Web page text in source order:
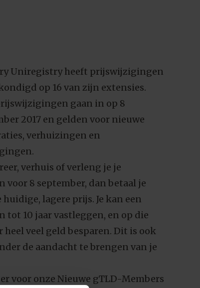
Uniregistry heeft prijswijzigingen
op 16 van zijn extensies.
gaan in op 8
2017 en gelden voor nieuwe
verhuizingen en
verhuis of verleng je je
voor 8 september, dan betaal je
huidige, lagere prijs. Je kan een
tot 10 jaar vastleggen, en op die
heel veel geld besparen. Dit is ook
de aandacht te brengen van je
voor onze Nieuwe gTLD-Members